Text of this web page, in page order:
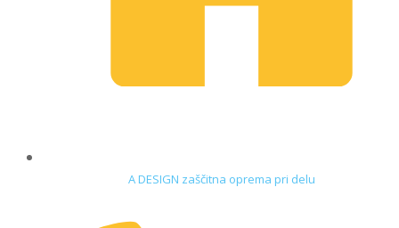
A DESIGN zaščitna oprema pri delu